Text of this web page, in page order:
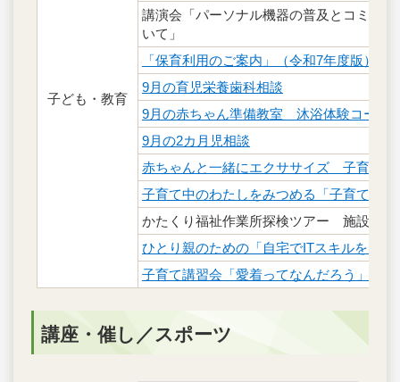
子ども・教育
講演会「パーソナル機器の普及とコミュ
いて」
「保育利用のご案内」（令和7年度版）を
9月の育児栄養歯科相談
9月の赤ちゃん準備教室 沐浴体験コース
9月の2カ月児相談
赤ちゃんと一緒にエクササイズ 子育てマ
子育て中のわたしをみつめる「子育てマ
かたくり福祉作業所探検ツアー 施設見学
ひとり親のための「自宅でITスキルを習
子育て講習会「愛着ってなんだろう」
講座・催し／スポーツ